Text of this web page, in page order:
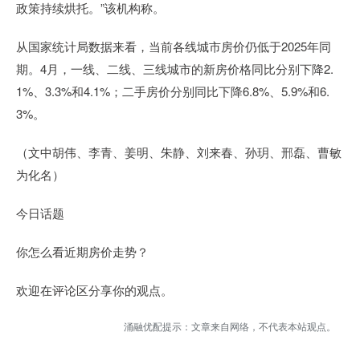
政策持续烘托。”该机构称。
从国家统计局数据来看，当前各线城市房价仍低于2025年同
期。4月，一线、二线、三线城市的新房价格同比分别下降2.
1%、3.3%和4.1%；二手房价分别同比下降6.8%、5.9%和6.
3%。
（文中胡伟、李青、姜明、朱静、刘来春、孙玥、邢磊、曹敏
为化名）
今日话题
你怎么看近期房价走势？
欢迎在评论区分享你的观点。
涌融优配提示：文章来自网络，不代表本站观点。